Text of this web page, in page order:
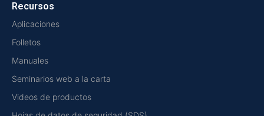
Recursos
Aplicaciones
Folletos
Manuales
Seminarios web a la carta
Videos de productos